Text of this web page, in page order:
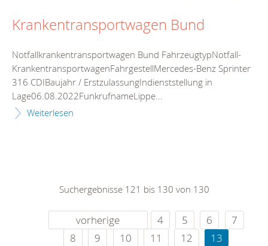
Krankentransportwagen Bund
Notfallkrankentransportwagen Bund FahrzeugtypNotfall-
KrankentransportwagenFahrgestellMercedes-Benz Sprinter
316 CDIBaujahr / ErstzulassungIndienststellung in
Lage06.08.2022FunkrufnameLippe...
Weiterlesen
Suchergebnisse 121 bis 130 von 130
vorherige 4 5 6
7
8
9 10 11 12 13